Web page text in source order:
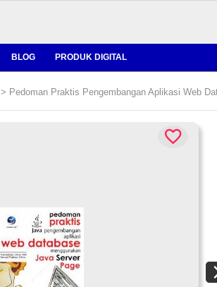
BLOG PRODUK DIGITAL
> Pedoman Praktis Pengembangan Aplikasi Web